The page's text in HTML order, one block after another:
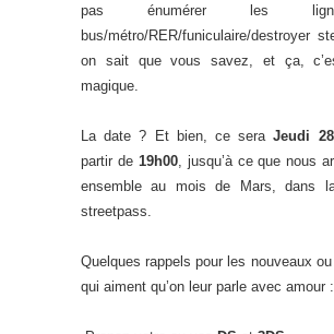
pas énumérer les
bus/métro/RER/funiculaire/destroyer
on sait que vous savez, et ça,
magique.
La date ? Et bien, ce seraJeudi
partir de 19h00, jusqu’à ce que nous
ensemble au mois de Mars, dans
streetpass.
Quelques rappels pour les nouveaux
qui aiment qu’on leur parle avec amour :